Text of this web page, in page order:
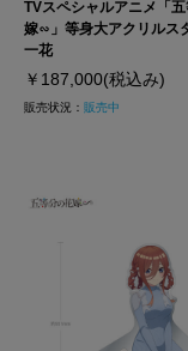
TVスペシャルアニメ「
嫁∽」等身大アクリルス
一花
￥187,000(税込み)
販売状況： 販売中